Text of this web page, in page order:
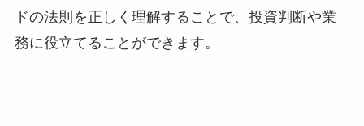
ドの法則を正しく理解することで、投資判断や業
務に役立てることができます。